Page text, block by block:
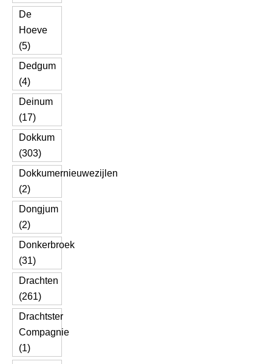
De
Hoeve
(5)
Dedgum
(4)
Deinum
(17)
Dokkum
(303)
Dokkumernieuwezijlen
(2)
Dongjum
(2)
Donkerbroek
(31)
Drachten
(261)
Drachtster
Compagnie
(1)